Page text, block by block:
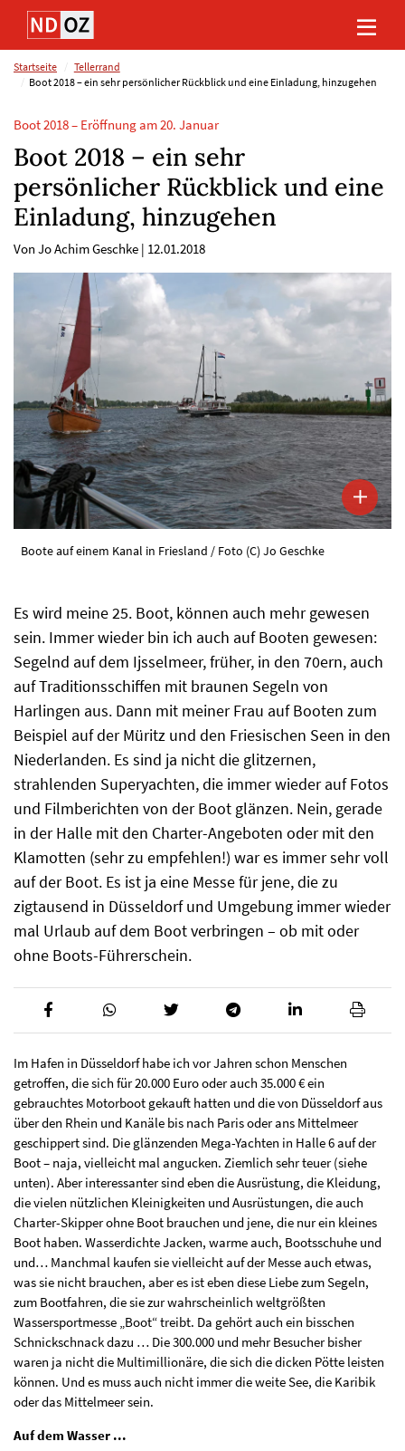
Direkt
Inhalt
(Eingabetaste)
Direkt
Hauptmenu
(Eingabetaste)
Direkt
Suche
(Eingabetaste)
Direkt
Footer
(Eingabetaste)
Startseite
Tellerrand
Boot 2018 – ein sehr persönlicher Rückblick und eine Einladung, hinzugehen
Boot 2018 – Eröffnung am 20. Januar
Boot 2018 – ein sehr
persönlicher Rückblick und eine
Einladung, hinzugehen
Von Jo Achim Geschke | 12.01.2018
Boote auf einem Kanal in Friesland / Foto (C) Jo Geschke
Es wird meine 25. Boot, können auch mehr gewesen
sein. Immer wieder bin ich auch auf Booten gewesen:
Segelnd auf dem Ijsselmeer, früher, in den 70ern, auch
auf Traditionsschiffen mit braunen Segeln von
Harlingen aus. Dann mit meiner Frau auf Booten zum
Beispiel auf der Müritz und den Friesischen Seen in den
Niederlanden. Es sind ja nicht die glitzernen,
strahlenden Superyachten, die immer wieder auf Fotos
und Filmberichten von der Boot glänzen. Nein, gerade
in der Halle mit den Charter-Angeboten oder mit den
Klamotten (sehr zu empfehlen!) war es immer sehr voll
auf der Boot. Es ist ja eine Messe für jene, die zu
zigtausend in Düsseldorf und Umgebung immer wieder
mal Urlaub auf dem Boot verbringen – ob mit oder
ohne Boots-Führerschein.
Im Hafen in Düsseldorf habe ich vor Jahren schon Menschen
getroffen, die sich für 20.000 Euro oder auch 35.000 € ein
gebrauchtes Motorboot gekauft hatten und die von Düsseldorf aus
über den Rhein und Kanäle bis nach Paris oder ans Mittelmeer
geschippert sind. Die glänzenden Mega-Yachten in Halle 6 auf der
Boot – naja, vielleicht mal angucken. Ziemlich sehr teuer (siehe
unten). Aber interessanter sind eben die Ausrüstung, die Kleidung,
die vielen nützlichen Kleinigkeiten und Ausrüstungen, die auch
Charter-Skipper ohne Boot brauchen und jene, die nur ein kleines
Boot haben. Wasserdichte Jacken, warme auch, Bootsschuhe und
und… Manchmal kaufen sie vielleicht auf der Messe auch etwas,
was sie nicht brauchen, aber es ist eben diese Liebe zum Segeln,
zum Bootfahren, die sie zur wahrscheinlich weltgrößten
Wassersportmesse „Boot“ treibt. Da gehört auch ein bisschen
Schnickschnack dazu … Die 300.000 und mehr Besucher bisher
waren ja nicht die Multimillionäre, die sich die dicken Pötte leisten
können. Und es muss auch nicht immer die weite See, die Karibik
oder das Mittelmeer sein.
Auf dem Wasser ...